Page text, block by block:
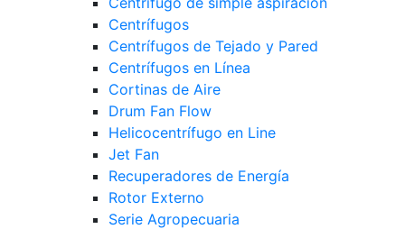
Centrífugos
Centrífugos de Tejado y Pared
Centrífugos en Línea
Cortinas de Aire
Drum Fan Flow
Helicocentrífugo en Line
Jet Fan
Recuperadores de Energía
Rotor Externo
Serie Agropecuaria